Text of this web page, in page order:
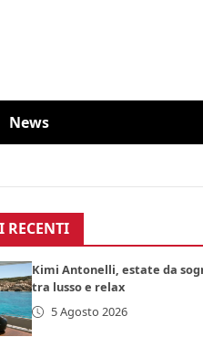
News
RECENTI
Kimi Antonelli, estate da
tra lusso e relax
5 Agosto 2026